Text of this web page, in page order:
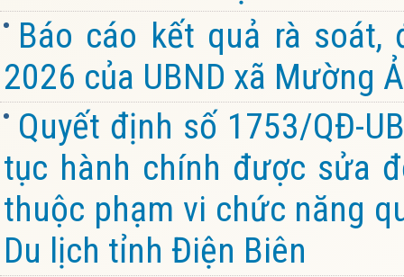
Báo cáo kết quả rà
2026 của UBND xã Mường
Quyết định số 1753/QĐ-
tục hành chính được sửa
thuộc phạm vi chức năng
Du lịch tỉnh Điện Biên